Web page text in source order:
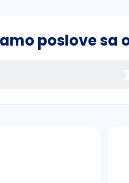
poslove sa